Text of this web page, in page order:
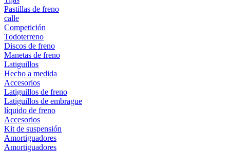
Pastillas de freno
calle
Competición
Todoterreno
Discos de freno
Manetas de freno
Latiguillos
Hecho a medida
Accesorios
Latiguillos de freno
Latiguillos de embrague
líquido de freno
Accesorios
Kit de suspensión
Amortiguadores
Amortiguadores